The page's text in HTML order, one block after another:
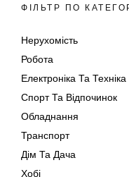
ФІЛЬТР ПО
Нерухомість
Робота
Електроніка Та Техніка
Спорт Та Відпочинок
Обладнання
Транспорт
Дім Та Дача
Хобі